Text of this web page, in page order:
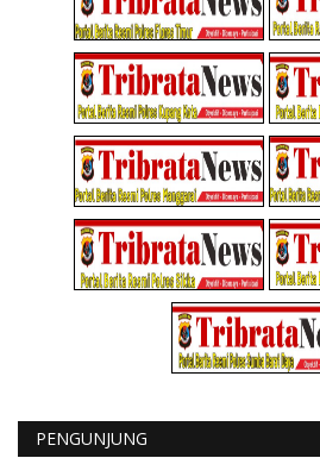
PENGUNJUNG